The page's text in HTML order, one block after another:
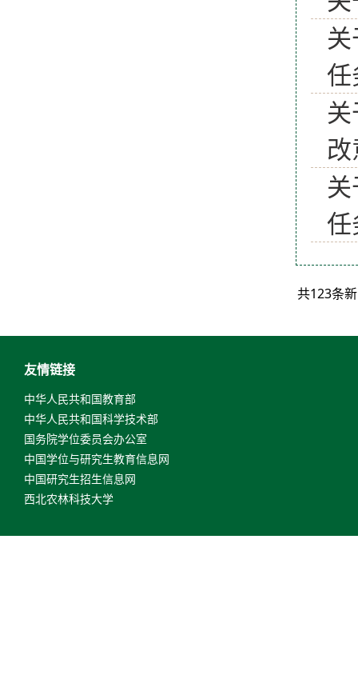
共123条
友情链接
中华人民共和国教育部
中华人民共和国科学技术部
国务院学位委员会办公室
中国学位与研究生教育信息网
中国研究生招生信息网
西北农林科技大学